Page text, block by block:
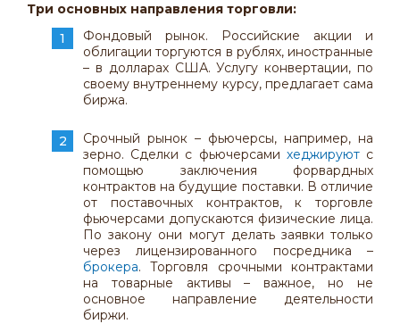
Три основных направления торговли:
Фондовый рынок. Российские акции и
облигации торгуются в рублях, иностранные
– в долларах США. Услугу конвертации, по
своему внутреннему курсу, предлагает сама
биржа.
Срочный рынок – фьючерсы, например, на
зерно. Сделки с фьючерсами хеджируютс
помощью заключения форвардных
контрактов на будущие поставки. В отличие
от поставочных контрактов, к торговле
фьючерсами допускаются физические лица.
По закону они могут делать заявки только
через лицензированного посредника –
брокера. Торговля срочными контрактами
на товарные активы – важное, но не
основное направление деятельности
биржи.